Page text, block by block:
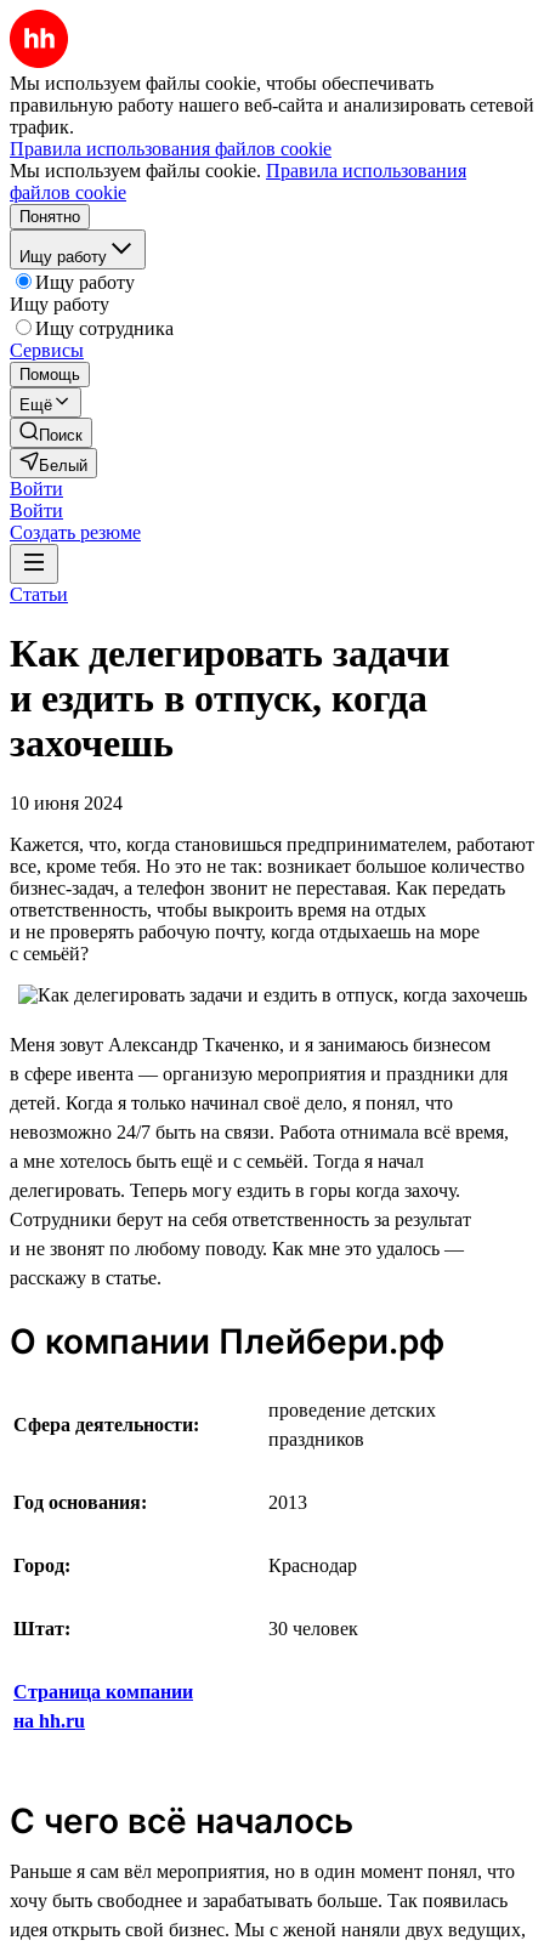
Мы используем файлы cookie, чтобы обеспечивать
правильную работу нашего веб-сайта и анализировать сетевой
трафик.
Правила использования файлов cookie
Мы используем файлы cookie. Правила использования
файлов cookie
Понятно
Ищу работу
Ищу работу
Ищу работу
Ищу сотрудника
Сервисы
Помощь
Ещё
Поиск
Белый
Войти
Войти
Создать резюме
Статьи
Как делегировать задачи
и ездить в отпуск, когда
захочешь
10 июня 2024
Кажется, что, когда становишься предпринимателем, работают
все, кроме тебя. Но это не так: возникает большое количество
бизнес-задач, а телефон звонит не переставая. Как передать
ответственность, чтобы выкроить время на отдых
и не проверять рабочую почту, когда отдыхаешь на море
с семьёй?
Меня зовут Александр Ткаченко, и я занимаюсь бизнесом
в сфере ивента — организую мероприятия и праздники для
детей. Когда я только начинал своё дело, я понял, что
невозможно 24/7 быть на связи. Работа отнимала всё время,
а мне хотелось быть ещё и с семьёй. Тогда я начал
делегировать. Теперь могу ездить в горы когда захочу.
Сотрудники берут на себя ответственность за результат
и не звонят по любому поводу. Как мне это удалось —
расскажу в статье.
О компании Плейбери.рф
Сфера деятельности:
проведение детских
праздников
Год основания: 2013
Город: Краснодар
Штат: 30 человек
Страница компании
на hh.ru
С чего всё началось
Раньше я сам вёл мероприятия, но в один момент понял, что
хочу быть свободнее и зарабатывать больше. Так появилась
идея открыть свой бизнес. Мы с женой наняли двух ведущих,